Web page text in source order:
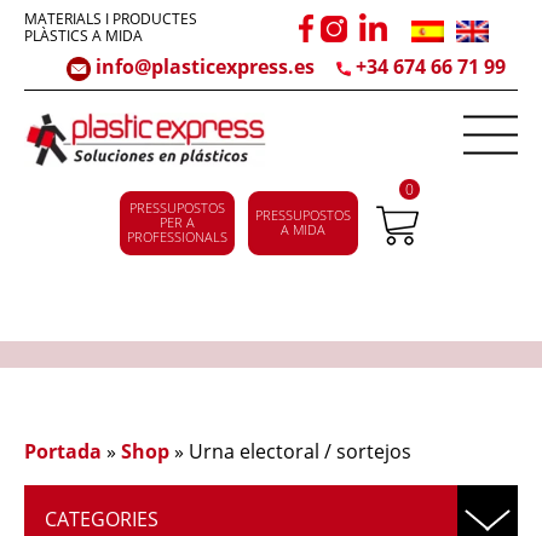
MATERIALS I PRODUCTES
PLÀSTICS A MIDA
info@plasticexpress.es +34 674 66 71 99
PRESSUPOSTOS
PER A
PROFESSIONALS
PRESSUPOSTOS
A MIDA
0
Portada »Shop» Urna electoral / sortejos
CATEGORIES